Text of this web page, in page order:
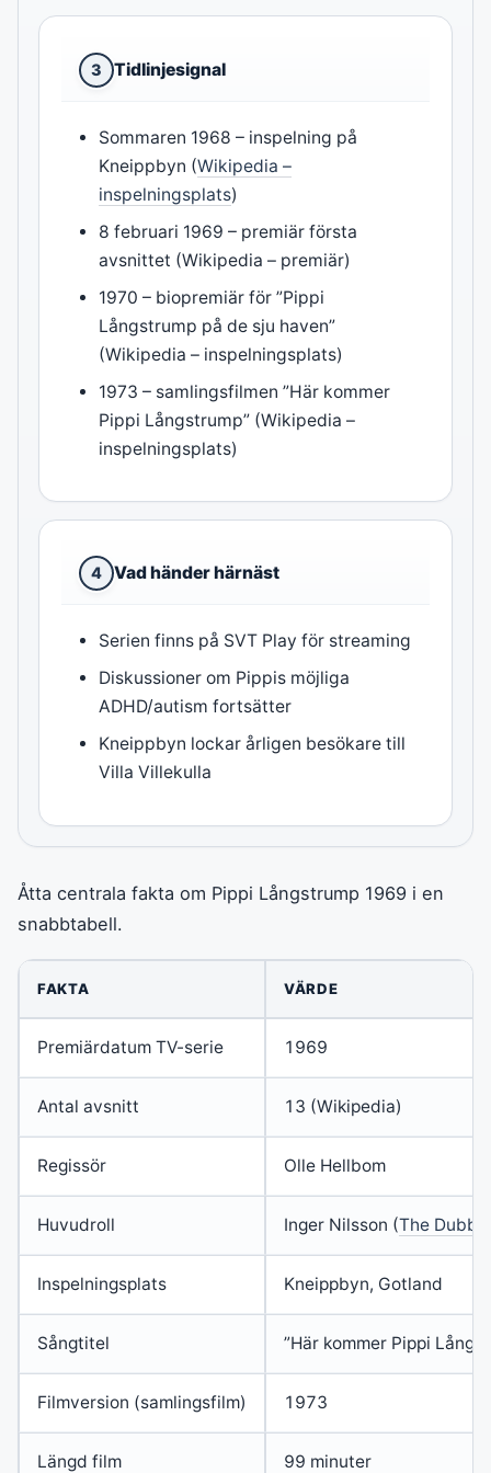
3 Tidlinjesignal
Sommaren 1968 – inspelning på
Kneippbyn (Wikipedia –
inspelningsplats)
8 februari 1969 – premiär första
avsnittet (Wikipedia – premiär)
1970 – biopremiär för ”Pippi
Långstrump på de sju haven”
(Wikipedia – inspelningsplats)
1973 – samlingsfilmen ”Här kommer
Pippi Långstrump” (Wikipedia –
inspelningsplats)
4 Vad händer härnäst
Serien finns på SVT Play för streaming
Diskussioner om Pippis möjliga
ADHD/autism fortsätter
Kneippbyn lockar årligen besökare till
Villa Villekulla
Åtta centrala fakta om Pippi Långstrump 1969 i en
snabbtabell.
FAKTA VÄRDE
Premiärdatum TV-serie 1969
Antal avsnitt 13 (Wikipedia)
Regissör Olle Hellbom
Huvudroll Inger Nilsson (The
Inspelningsplats Kneippbyn, Gotland
Sångtitel ”Här kommer Pippi
Filmversion (samlingsfilm) 1973
Längd film 99 minuter